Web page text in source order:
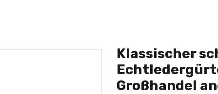
Klassischer
Großhandel